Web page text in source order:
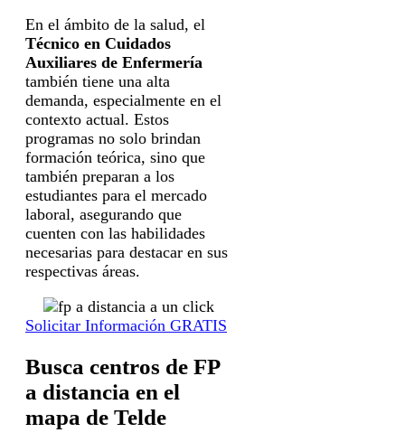
En el ámbito de la salud, el
Técnico en Cuidados
Auxiliares de Enfermería
también tiene una alta
demanda, especialmente en el
contexto actual. Estos
programas no solo brindan
formación teórica, sino que
también preparan a los
estudiantes para el mercado
laboral, asegurando que
cuenten con las habilidades
necesarias para destacar en sus
respectivas áreas.
Solicitar Información GRATIS
Busca centros de FP
a distancia en el
mapa de Telde